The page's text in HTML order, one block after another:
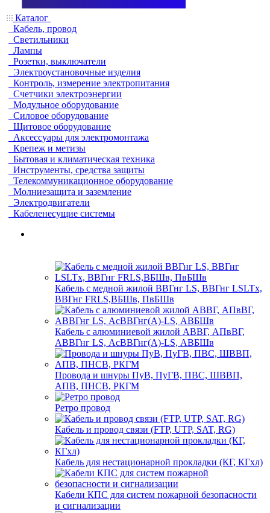
Каталог
Кабель, провод
Светильники
Лампы
Розетки, выключатели
Электроустановочные изделия
Контроль, измерение электропитания
Счетчики электроэнергии
Модульное оборудование
Силовое оборудование
Щитовое оборудование
Аксессуары для электромонтажа
Крепеж и метизы
Бытовая и климатическая техника
Инструменты, средства защиты
Телекоммуникационное оборудование
Молниезащита и заземление
Электродвигатели
Кабеленесущие системы
Кабель с медной жилой ВВГнг LS, ВВГнг LSLTx,
ВВГнг FRLS,ВБШв, ПвБШв
Кабель с алюминиевой жилой АВВГ, АПвВГ,
АВВГнг LS, АсВВГнг(А)-LS, АВБШв
Провода и шнуры ПуВ, ПуГВ, ПВС, ШВВП,
АПВ, ПНСВ, РКГМ
Ретро провод
Кабель и провод связи (FTP, UTP, SAT, RG)
Кабель для нестационарной прокладки (КГ, КГхл)
Кабели КПС для систем пожарной безопасности
и сигнализации